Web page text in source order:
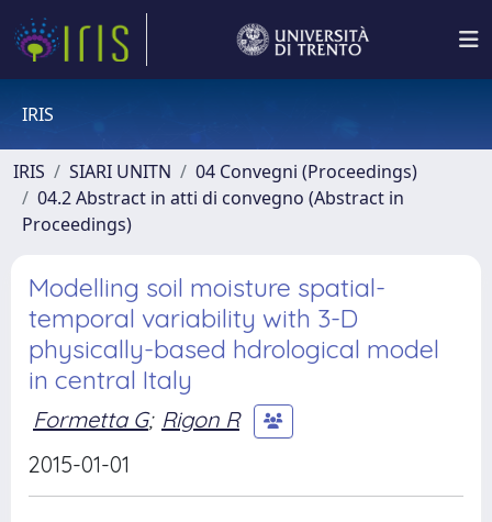
IRIS
IRIS SIARI UNITN
04 Convegni (Proceedings)
04.2 Abstract in atti di convegno (Abstract in
Proceedings)
Modelling soil moisture spatial-
temporal variability with 3-D
physically-based hdrological model
in central Italy
Formetta G; Rigon R
2015-01-01